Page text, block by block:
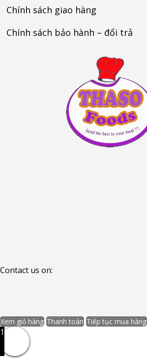
Chính sách giao hàng
Chính sách bảo hành – đổi trả
Contact us on:
Xem giỏ hàng Thanh toán Tiếp tục mua hàng
1